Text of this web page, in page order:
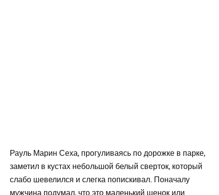
Рауль Марин Сеха, прогуливаясь по дорожке в парке,
заметил в кустах небольшой белый сверток, который
слабо шевелился и слегка попискивал. Поначалу
мужчина подумал, что это маленький щенок или